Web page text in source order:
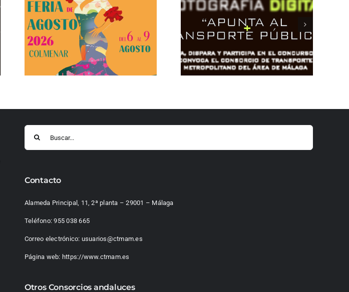
Contacto
Alameda Principal, 11, 2ª planta – 29001 – Málaga
Teléfono:955 038 665
Correo electrónico: usuarios@ctmam.es
Página web: https://www.ctmam.es
Otros Consorcios andaluces